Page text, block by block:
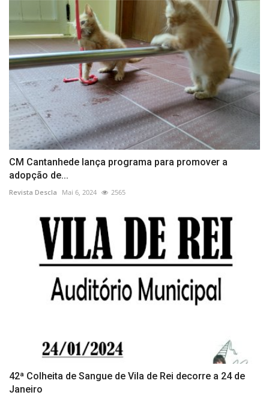
CM Cantanhede lança programa para promover a
adopção de...
Revista Descla Mai 6, 2024 2565
42ª Colheita de Sangue de Vila de Rei decorre a 24 de
Janeiro